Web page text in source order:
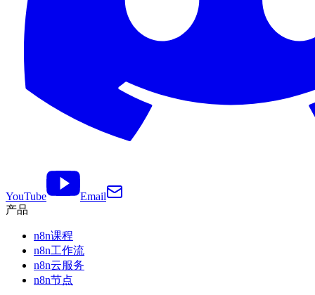
YouTube
Email
产品
n8n课程
n8n工作流
n8n云服务
n8n节点